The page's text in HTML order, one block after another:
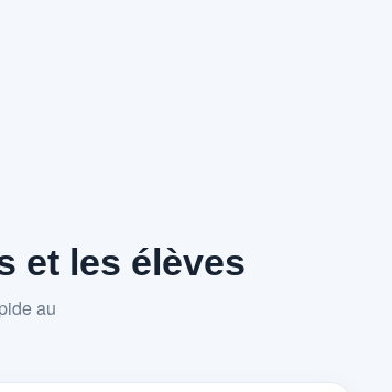
et les élèves
au